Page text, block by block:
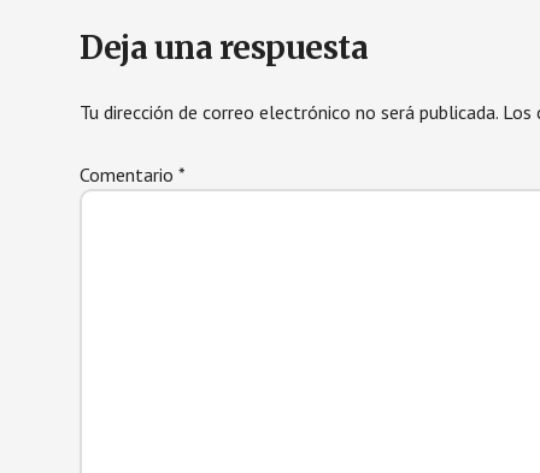
Interacciones
lectores
Deja una respuesta
Tu dirección de correo electrónico no será publicada. Los
Comentario*